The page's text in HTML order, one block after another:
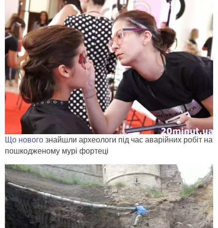
Що нового знайшли археологи під час аварійних робіт на
пошкодженому мурі фортеці